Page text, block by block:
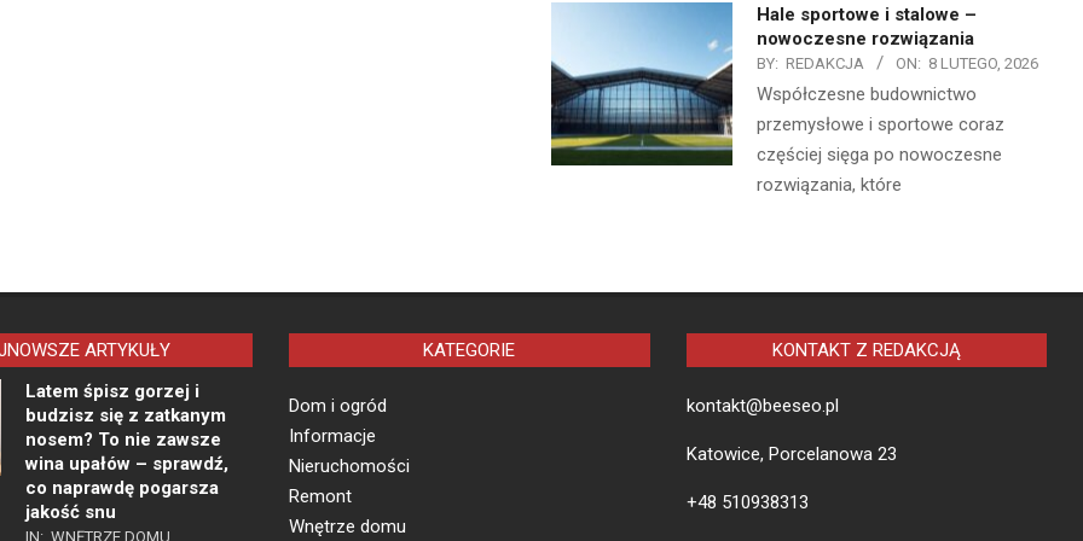
Hale sportowe i stalowe –
nowoczesne rozwiązania
BY: REDAKCJA ON: 8 LUTEGO, 2026
Współczesne budownictwo
przemysłowe i sportowe coraz
częściej sięga po nowoczesne
rozwiązania, które
ARTYKUŁY
Latem śpisz gorzej i
budzisz się z zatkanym
nosem? To nie zawsze
wina upałów – sprawdź,
co naprawdę pogarsza
jakość snu
IN: WNĘTRZE DOMU
KATEGORIE
Dom i ogród
Informacje
Nieruchomości
Remont
Wnętrze domu
KONTAKT Z REDAKCJĄ
kontakt@beeseo.pl
Katowice, Porcelanowa 23
+48 510938313